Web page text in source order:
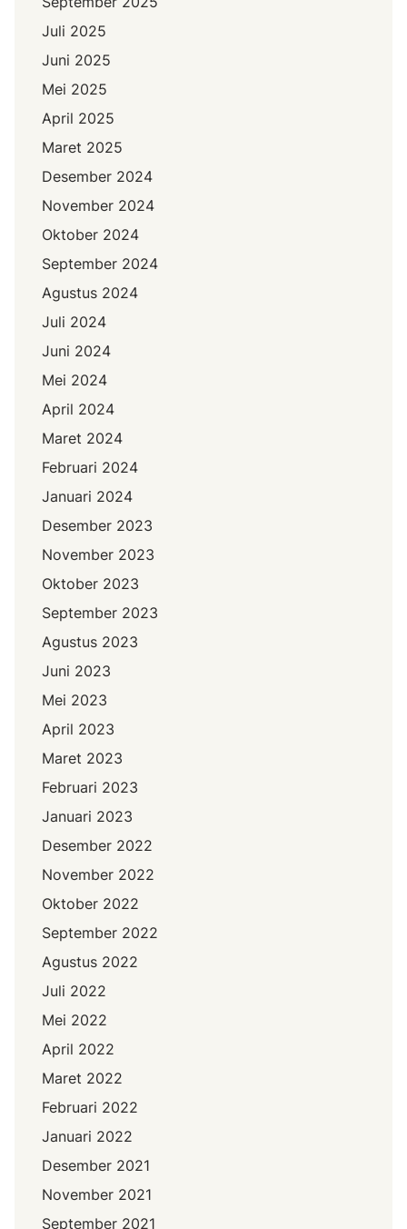
Juli 2025
Juni 2025
Mei 2025
April 2025
Maret 2025
Desember 2024
November 2024
Oktober 2024
September 2024
Agustus 2024
Juli 2024
Juni 2024
Mei 2024
April 2024
Maret 2024
Februari 2024
Januari 2024
Desember 2023
November 2023
Oktober 2023
September 2023
Agustus 2023
Juni 2023
Mei 2023
April 2023
Maret 2023
Februari 2023
Januari 2023
Desember 2022
November 2022
Oktober 2022
September 2022
Agustus 2022
Juli 2022
Mei 2022
April 2022
Maret 2022
Februari 2022
Januari 2022
Desember 2021
November 2021
September 2021